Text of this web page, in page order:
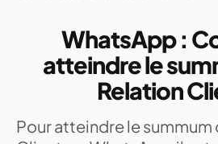
WhatsApp :
atteindre le
Relation
Pour atteindre le summum